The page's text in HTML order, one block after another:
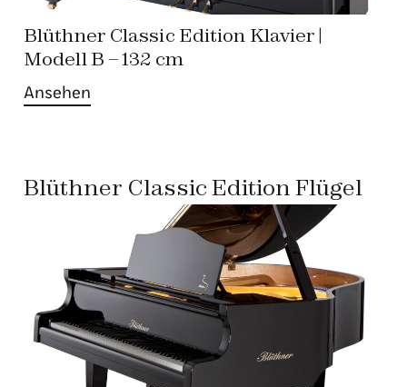
Blüthner Classic Edition Klavier |
Modell B – 132 cm
Ansehen
Blüthner Classic Edition Flügel